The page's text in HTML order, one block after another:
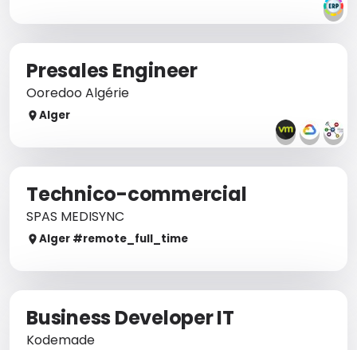
Presales Engineer
Ooredoo Algérie
Alger
Technico-commercial
SPAS MEDISYNC
Alger #remote_ full_time
Business Developer IT
Kodemade